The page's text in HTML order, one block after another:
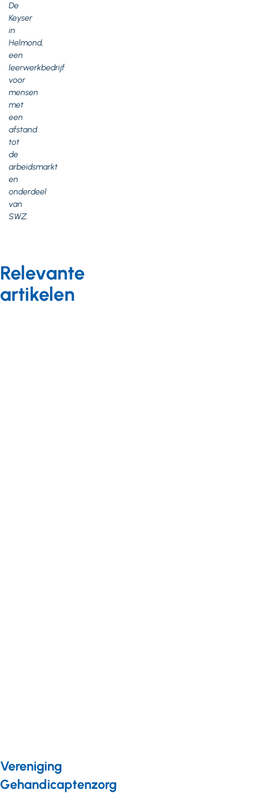
De
Keyser
in
Helmond,
een
leerwerkbedrijf
voor
mensen
met
een
afstand
tot
de
arbeidsmarkt
en
onderdeel
van
SWZ.
Relevante
artikelen
Vereniging
Gehandicaptenzorg